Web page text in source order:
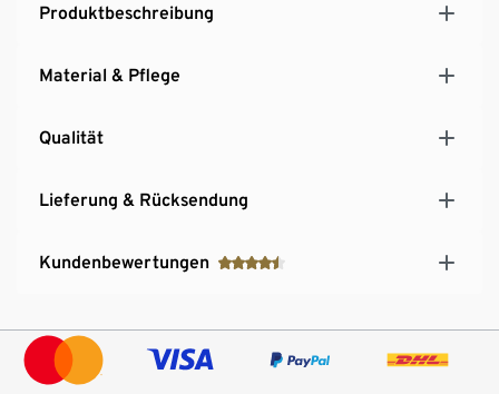
Produktbeschreibung
Material & Pflege
Qualität
Lieferung & Rücksendung
Kundenbewertungen